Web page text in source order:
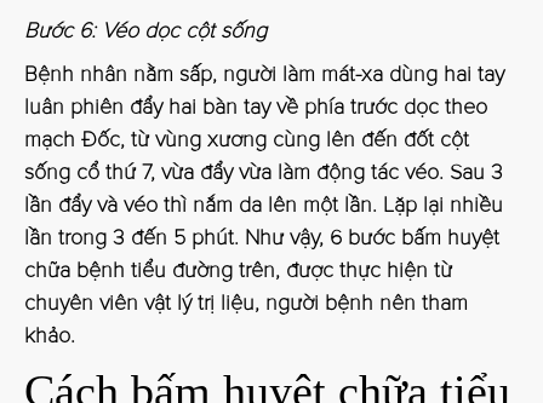
Bước 6: Véo dọc cột sống
Bệnh nhân nằm sấp, người làm mát-xa dùng hai tay
luân phiên đẩy hai bàn tay về phía trước dọc theo
mạch Đốc, từ vùng xương cùng lên đến đốt cột
sống cổ thứ 7, vừa đẩy vừa làm động tác véo. Sau 3
lần đẩy và véo thì nắm da lên một lần. Lặp lại nhiều
lần trong 3 đến 5 phút. Như vậy, 6 bước bấm huyệt
chữa bệnh tiểu đường trên, được thực hiện từ
chuyên viên vật lý trị liệu, người bệnh nên tham
khảo.
Cách bấm huyệt chữa tiểu